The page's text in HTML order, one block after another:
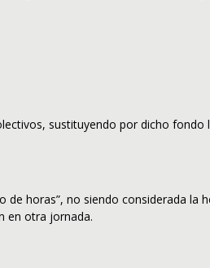
sustituyendo por dicho fondo
horas”, no siendo considerada la
en otra jornada.